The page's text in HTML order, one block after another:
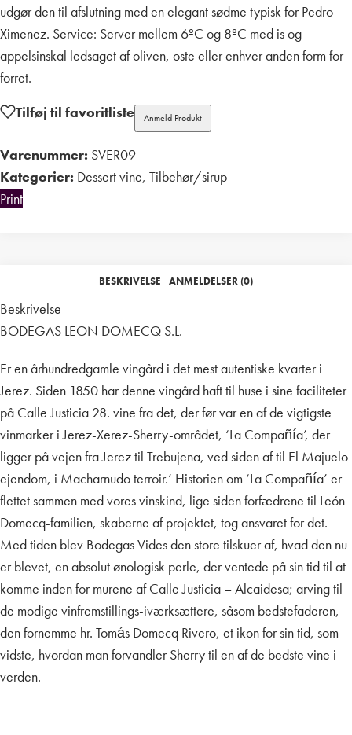
udgør den til afslutning med en elegant sødme typisk for Pedro
Ximenez. Service: Server mellem 6ºC og 8ºC med is og
appelsinskal ledsaget af oliven, oste eller enhver anden form for
forret.
Tilføj til favoritliste
Anmeld Produkt
Varenummer: SVER09
Kategorier: Dessert vine, Tilbehør/sirup
Print
BESKRIVELSE ANMELDELSER (0)
Beskrivelse
BODEGAS LEON DOMECQ S.L.
Er en århundredgamle vingård i det mest autentiske kvarter i
Jerez. Siden 1850 har denne vingård haft til huse i sine faciliteter
på Calle Justicia 28. vine fra det, der før var en af de vigtigste
vinmarker i Jerez-Xerez-Sherry-området, ‘La Compañía’, der
ligger på vejen fra Jerez til Trebujena, ved siden aftil El Majuelo
ejendom, i Macharnudo terroir.’ Historien om ‘La Compañía’ er
flettet sammen med vores vinskind, lige siden forfædrene til León
Domecq-familien, skaberne af projektet, tog ansvaret for det.
Med tiden blev Bodegas Vides den store tilskuer af, hvad den nu
er blevet, en absolut ønologisk perle, der ventede på sin tid til at
komme inden for murene af Calle Justicia – Alcaidesa; arving til
de modige vinfremstillings-iværksættere, såsom bedstefaderen,
den fornemme hr. Tomás Domecq Rivero, et ikon for sin tid, som
vidste, hvordan man forvandler Sherry til en af de bedste vine i
verden.